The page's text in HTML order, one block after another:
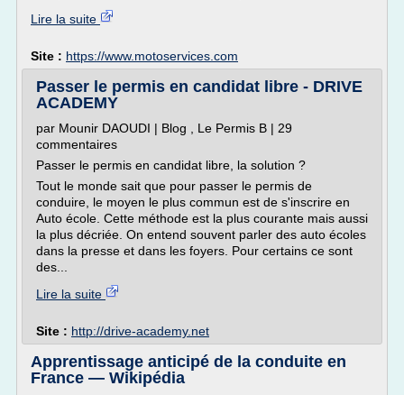
Lire la suite
Site : https://www.motoservices.com
Passer le permis en candidat libre - DRIVE
ACADEMY
par Mounir DAOUDI | Blog , Le Permis B | 29
commentaires
Passer le permis en candidat libre, la solution ?
Tout le monde sait que pour passer le permis de
conduire, le moyen le plus commun est de s'inscrire en
Auto école. Cette méthode est la plus courante mais aussi
la plus décriée. On entend souvent parler des auto écoles
dans la presse et dans les foyers. Pour certains ce sont
des...
Lire la suite
Site : http://drive-academy.net
Apprentissage anticipé de la conduite en
France — Wikipédia